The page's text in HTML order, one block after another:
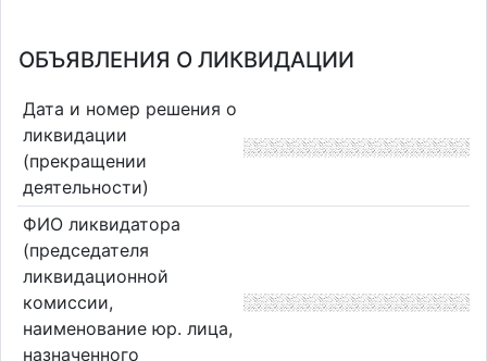
ОБЪЯВЛЕНИЯ О ЛИКВИДАЦИИ
Дата и номер решения о
ликвидации
(прекращении
деятельности)
ФИО ликвидатора
(председателя
ликвидационной
комиссии,
наименование юр. лица,
назначенного